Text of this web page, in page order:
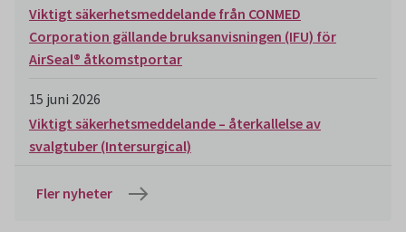
Viktigt säkerhetsmeddelande från CONMED
Corporation gällande bruksanvisningen (IFU) för
AirSeal® åtkomstportar
15 juni 2026
Viktigt säkerhetsmeddelande – återkallelse av
svalgtuber (Intersurgical)
Fler nyheter